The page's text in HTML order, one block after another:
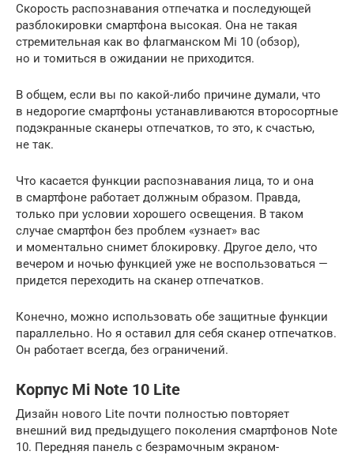
Скорость распознавания отпечатка и последующей
разблокировки смартфона высокая. Она не такая
стремительная как во флагманском Mi 10 (обзор),
но и томиться в ожидании не приходится.
В общем, если вы по какой-либо причине думали, что
в недорогие смартфоны устанавливаются второсортные
подэкранные сканеры отпечатков, то это, к счастью,
не так.
Что касается функции распознавания лица, то и она
в смартфоне работает должным образом. Правда,
только при условии хорошего освещения. В таком
случае смартфон без проблем «узнает» вас
и моментально снимет блокировку. Другое дело, что
вечером и ночью функцией уже не воспользоваться —
придется переходить на сканер отпечатков.
Конечно, можно использовать обе защитные функции
параллельно. Но я оставил для себя сканер отпечатков.
Он работает всегда, без ограничений.
Корпус Mi Note 10 Lite
Дизайн нового Lite почти полностью повторяет
внешний вид предыдущего поколения смартфонов Note
10. Передняя панель с безрамочным экраном-